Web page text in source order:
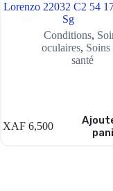
Lorenzo 22032 C2 54
Sg
Conditions,
oculaires, Soins
santé
XAF6,500